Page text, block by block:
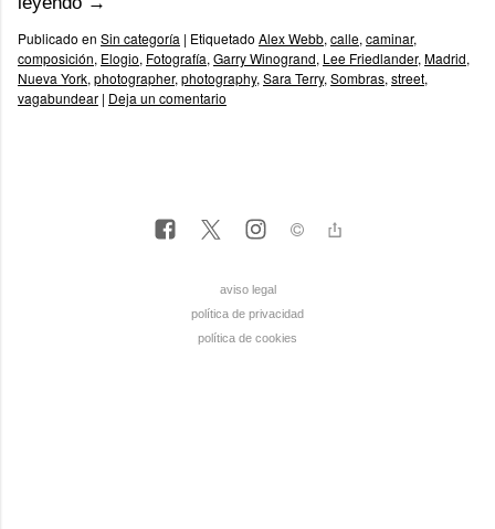
Publicado en Sin categoría | Etiquetado Alex Webb, calle, caminar,
composición, Elogio, Fotografía, Garry Winogrand, Lee Friedlander, Madrid,
Nueva York, photographer, photography, Sara Terry, Sombras, street,
vagabundear | Deja un comentario
aviso legal
política de privacidad
política de cookies